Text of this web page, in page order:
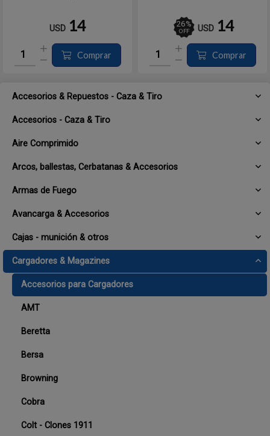
Accesorios & Repuestos - Caza & Tiro
Accesorios - Caza & Tiro
Aire Comprimido
Arcos, ballestas, Cerbatanas & Accesorios
Armas de Fuego
Avancarga & Accesorios
Cajas - munición & otros
Cargadores & Magazines
Accesorios para Cargadores
AMT
Beretta
Bersa
Browning
Cobra
Colt - Clones 1911
USD 14
Comprar
26%
OFF USD 14
Comprar